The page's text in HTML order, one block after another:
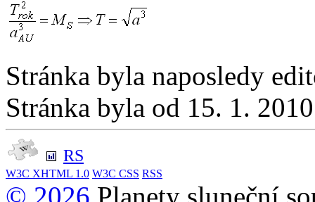
Stránka byla naposledy
Stránka byla od 15. 1.
RS
W3C XHTML 1.0 W3C CSS RSS